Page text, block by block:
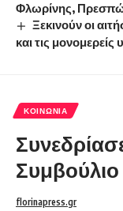
Φλωρίνης,
Ξεκινούν οι
και τις
ΚΟΙΝΩΝΊΑ
florinapress.gr